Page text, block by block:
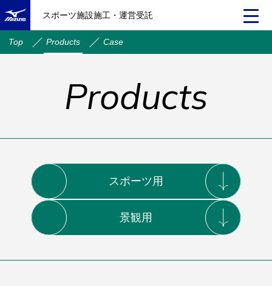
スポーツ施設施工・運営受託
Top Products Case
Products
スポーツ用
景観用